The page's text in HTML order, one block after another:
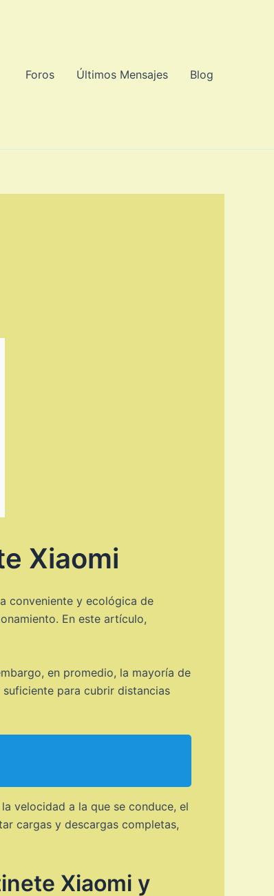
Foros Últimos Mensajes Blog
Xiaomi
conveniente y ecológica de
En este artículo,
en promedio, la mayoría de
para cubrir distancias
velocidad a la que se conduce, el
cargas y descargas completas,
Xiaomi y